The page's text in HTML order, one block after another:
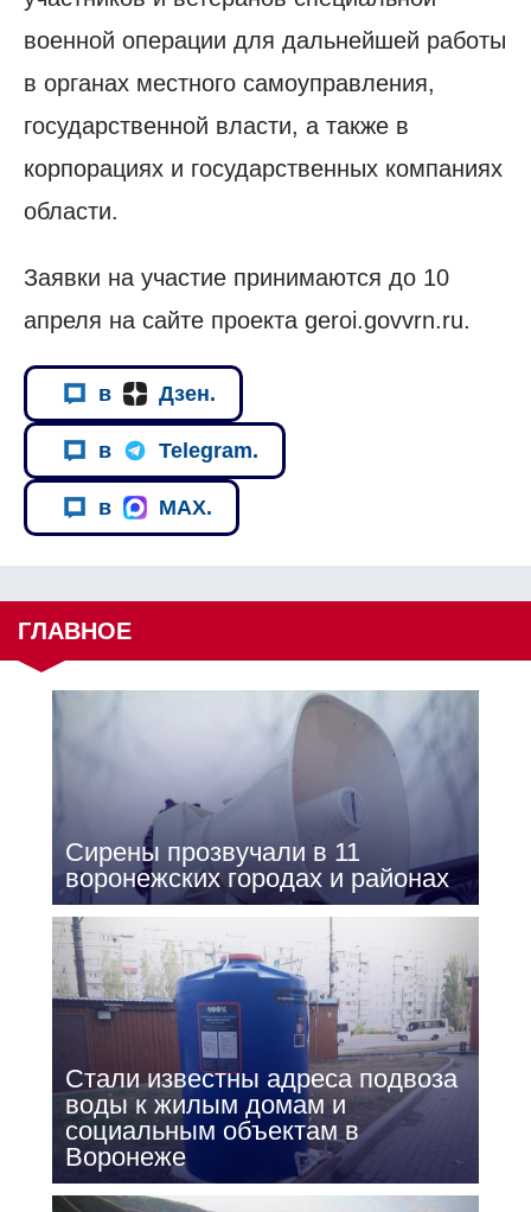
военной операции для дальнейшей работы
в органах местного самоуправления,
государственной власти, а также в
корпорациях и государственных компаниях
области.
Заявки на участие принимаются до 10
апреля на сайте проекта geroi.govvrn.ru.
в Дзен.
в Telegram.
в MAX.
ГЛАВНОЕ
Сирены прозвучали в 11
воронежских городах и районах
Стали известны адреса подвоза
воды к жилым домам и
социальным объектам в
Воронеже